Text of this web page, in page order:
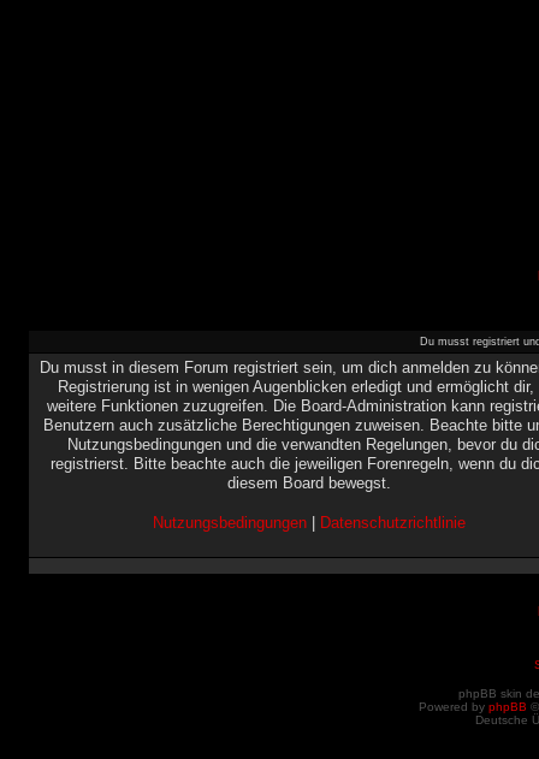
Du musst registriert
Du musst in diesem Forum registriert sein, um dich anmelden zu
Registrierung ist in wenigen Augenblicken erledigt und ermöglicht dir,
weitere Funktionen zuzugreifen. Die Board-Administration kann
Benutzern auch zusätzliche Berechtigungen zuweisen. Beachte bitte
Nutzungsbedingungen und die verwandten Regelungen, bevor du
registrierst. Bitte beachte auch die jeweiligen Forenregeln, wenn du
diesem Board bewegst.
Nutzungsbedingungen| Datenschutzrichtlinie
phpBB skin
Powered by phpBB
Deutsche